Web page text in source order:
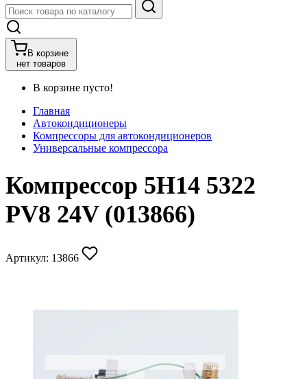
В корзине
нет товаров
В корзине пусто!
Главная
Автокондиционеры
Компрессоры для автокондиционеров
Универсальные компрессора
Компрессор 5H14 5322
PV8 24V (013866)
Артикул: 13866